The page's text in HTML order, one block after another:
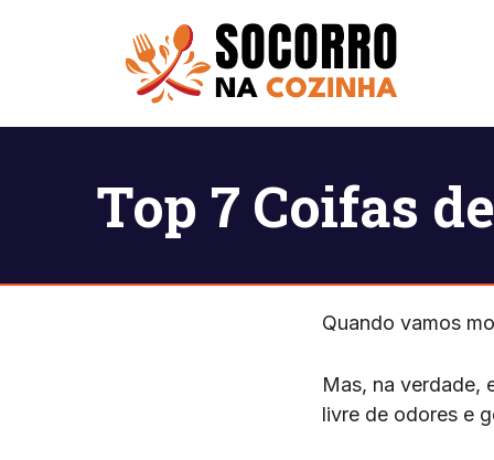
Top 7 Coifas
Quando vamos
Mas, na verdade,
livre de odores e